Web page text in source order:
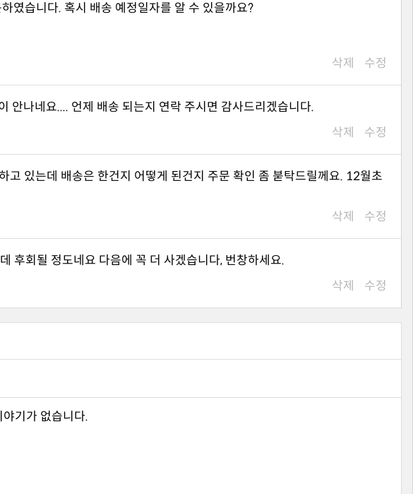
였습니다. 혹시 배송 예정일자를 알 수 있을까요?
삭제 수정
안나네요.... 언제 배송 되는지 연락 주시면 감사드리겠습니다.
삭제 수정
삭제 수정
후회될 정도네요 다음에 꼭 더 사겠습니다, 번창하세요.
삭제 수정